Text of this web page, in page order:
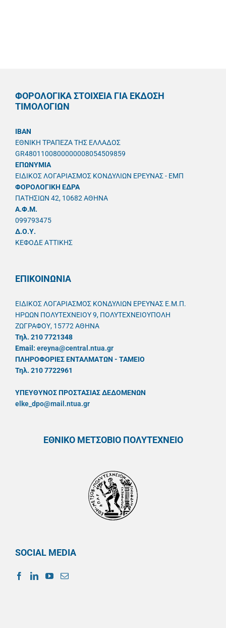
ΦΟΡΟΛΟΓΙΚΑ ΣΤΟΙΧΕΙΑ ΓΙΑ ΕΚΔΟΣΗ
ΤΙΜΟΛΟΓΙΩΝ
IBAN
ΕΘΝΙΚΗ ΤΡΑΠΕΖΑ ΤΗΣ ΕΛΛΑΔΟΣ
GR4801100800000008054509859
ΕΠΩΝΥΜΙΑ
ΕΙΔΙΚΟΣ ΛΟΓΑΡΙΑΣΜΟΣ ΚΟΝΔΥΛΙΩΝ ΕΡΕΥΝΑΣ - ΕΜΠ
ΦΟΡΟΛΟΓΙΚΗ ΕΔΡΑ
ΠΑΤΗΣΙΩΝ 42, 10682 ΑΘΗΝΑ
A.Φ.Μ.
099793475
Δ.Ο.Υ.
ΚΕΦΟΔΕ ΑΤΤΙΚΗΣ
ΕΠΙΚΟΙΝΩΝΙΑ
ΕΙΔΙΚΟΣ ΛΟΓΑΡΙΑΣΜΟΣ ΚΟΝΔΥΛΙΩΝ ΕΡΕΥΝΑΣ Ε.Μ.Π.
ΗΡΩΩΝ ΠΟΛΥΤΕΧΝΕΙΟΥ 9, ΠΟΛΥΤΕΧΝΕΙΟΥΠΟΛΗ
ΖΩΓΡΑΦΟΥ, 15772 ΑΘΗΝΑ
Τηλ. 210 7721348
Email: ereyna@central.ntua.gr
ΠΛΗΡΟΦΟΡΙΕΣ ΕΝΤΑΛΜΑΤΩΝ - ΤΑΜΕΙΟ
Τηλ. 210 7722961
ΥΠΕΥΘYΝΟΣ ΠΡΟΣΤΑΣΙΑΣ ΔΕΔΟΜΕΝΩΝ
elke_dpo@mail.ntua.gr
ΕΘΝΙΚΟ ΜΕΤΣΟΒΙΟ ΠΟΛΥΤΕΧΝΕΙΟ
SOCIAL MEDIA